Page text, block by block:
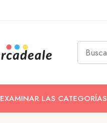
EXAMINAR LAS CATEGORÍAS